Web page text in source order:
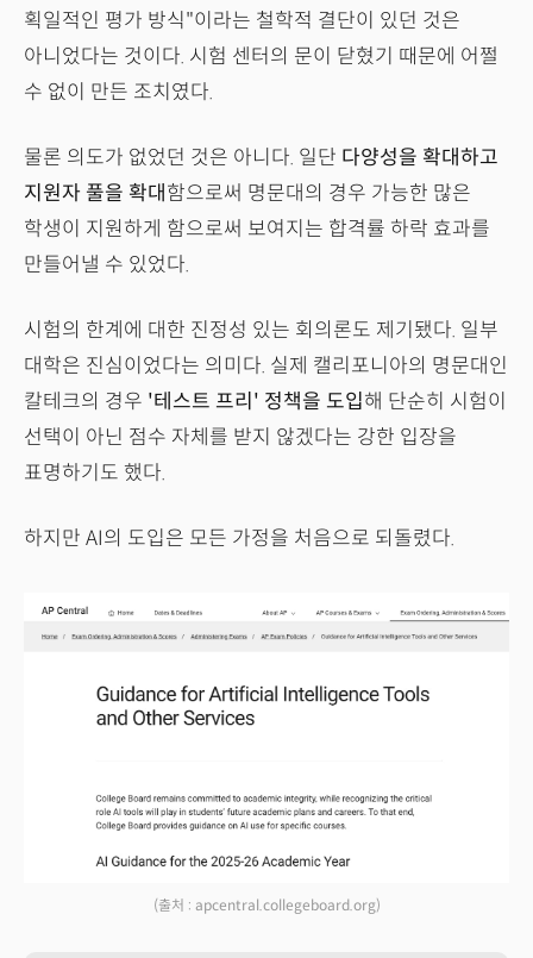
획일적인 평가 방식"이라는 철학적 결단이 있던 것은
아니었다는 것이다. 시험 센터의 문이 닫혔기 때문에 어쩔
수 없이 만든 조치였다.
물론 의도가 없었던 것은 아니다. 일단 다양성을 확대하고
지원자 풀을 확대함으로써 명문대의 경우 가능한 많은
학생이 지원하게 함으로써 보여지는 합격률 하락 효과를
만들어낼 수 있었다.
시험의 한계에 대한 진정성 있는 회의론도 제기됐다. 일부
대학은 진심이었다는 의미다. 실제 캘리포니아의 명문대인
칼테크의 경우 '테스트 프리' 정책을 도입해 단순히 시험이
선택이 아닌 점수 자체를 받지 않겠다는 강한 입장을
표명하기도 했다.
하지만 AI의 도입은 모든 가정을 처음으로 되돌렸다.
(출처 : apcentral.collegeboard.org)